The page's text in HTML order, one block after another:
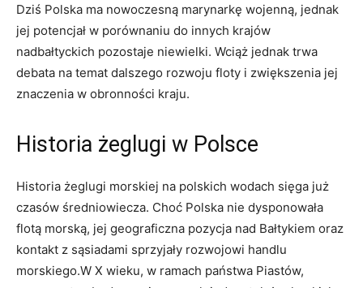
Dziś Polska ma nowoczesną ‍marynarkę wojenną, jednak
jej potencjał⁤ w porównaniu do innych‍ krajów
nadbałtyckich pozostaje niewielki. Wciąż jednak trwa
debata na temat dalszego rozwoju floty i⁢ zwiększenia jej
znaczenia w obronności kraju.
Historia⁣ żeglugi⁣ w Polsce
Historia żeglugi morskiej na polskich wodach sięga już
⁤czasów średniowiecza. Choć Polska ⁢nie dysponowała⁢
flotą morską, jej geograficzna pozycja nad ⁢Bałtykiem oraz
kontakt z sąsiadami sprzyjały rozwojowi handlu
morskiego.W X⁤ wieku,⁣ w ramach państwa Piastów,